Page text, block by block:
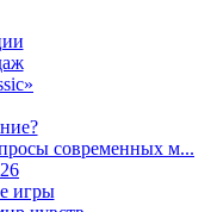
современных м...
игры